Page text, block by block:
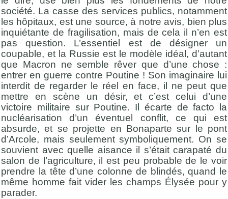
société. La casse des services publics, notamment
les hôpitaux, est une source, à notre avis, bien plus
inquiétante de fragilisation, mais de cela il n’en est
pas question. L’essentiel est de désigner un
coupable, et la Russie est le modèle idéal, d’autant
que Macron ne semble rêver que d’une chose :
entrer en guerre contre Poutine ! Son imaginaire lui
interdit de regarder le réel en face, il ne peut que
mettre en scène un désir, et c’est celui d’une
victoire militaire sur Poutine. Il écarte de facto la
nucléarisation d’un éventuel conflit, ce qui est
absurde, et se projette en Bonaparte sur le pont
d’Arcole, mais seulement symboliquement. On se
souvient avec quelle aisance il s’était carapaté du
salon de l’agriculture, il est peu probable de le voir
prendre la tête d’une colonne de blindés, quand le
même homme fait vider les champs Élysée pour y
parader.